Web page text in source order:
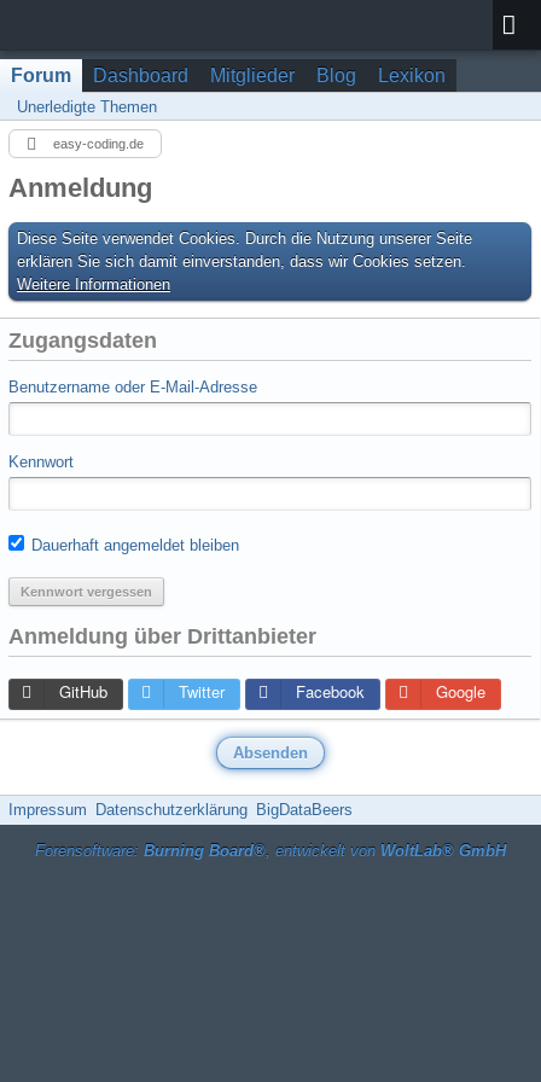
Forum Dashboard Mitglieder Blog Lexikon
Unerledigte Themen
easy-coding.de
Anmeldung
Diese Seite verwendet Cookies. Durch die Nutzung unserer Seite
erklären Sie sich damit einverstanden, dass wir Cookies setzen.
Weitere Informationen
Zugangsdaten
Benutzername oder E-Mail-Adresse
Kennwort
Dauerhaft angemeldet bleiben
Kennwort vergessen
Anmeldung über Drittanbieter
GitHub Twitter Facebook Google
Impressum Datenschutzerklärung BigDataBeers
Forensoftware: Burning Board®, entwickelt von WoltLab® GmbH